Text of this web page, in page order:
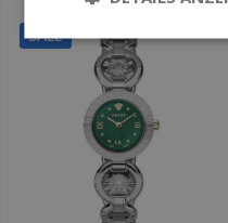
SALE